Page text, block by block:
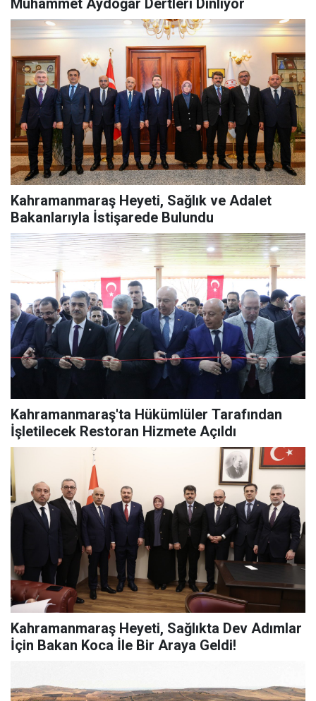
Kahramanmaraş Heyeti, Sağlık ve Adalet
Bakanlarıyla İstişarede Bulundu
Kahramanmaraş'ta Hükümlüler Tarafından
İşletilecek Restoran Hizmete Açıldı
Kahramanmaraş Heyeti, Sağlıkta Dev Adımlar
İçin Bakan Koca İle Bir Araya Geldi!